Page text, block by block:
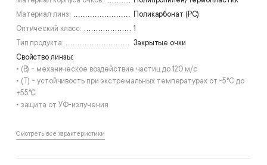
Материал линз:
Поликарбонат (РС)
Оптический класс:
1
Тип продукта:
Закрытые очки
Свойство линзы:
• (B) - механическое воздействие частиц до 120 м/с
• (T) - устойчивость при экстремальных температурах от -5°С до
+55°С
• защита от УФ-излучения
Смотреть все характеристики